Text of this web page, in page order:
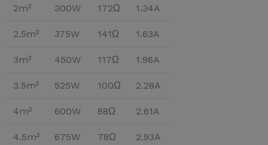
2m² 300W 172Ω 1.34A
2.5m² 375W 141Ω 1.63A
3m² 450W 117Ω 1.96A
3.5m² 525W 100Ω 2.28A
4m² 600W 88Ω 2.61A
4.5m² 675W 78Ω 2.93A